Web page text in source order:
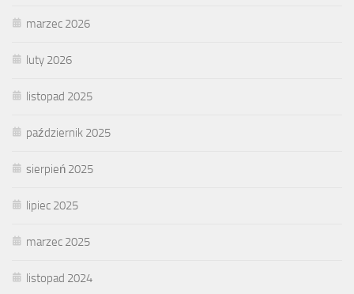
marzec 2026
luty 2026
listopad 2025
październik 2025
sierpień 2025
lipiec 2025
marzec 2025
listopad 2024